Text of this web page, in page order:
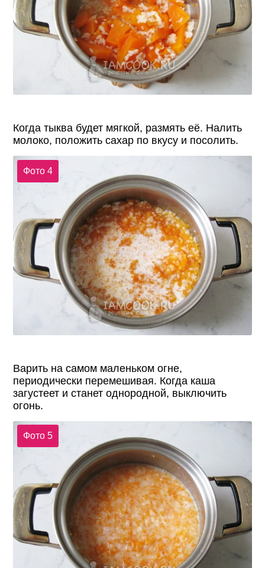
Когда тыква будет мягкой, размять её. Налить
молоко, положить сахар по вкусу и посолить.
Фото 4
Варить на самом маленьком огне,
периодически перемешивая. Когда каша
загустеет и станет однородной, выключить
огонь.
Фото 5